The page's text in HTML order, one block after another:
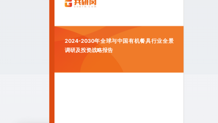
2024-2030年全球与中国有机餐具行业全景
调研及投资战略报告